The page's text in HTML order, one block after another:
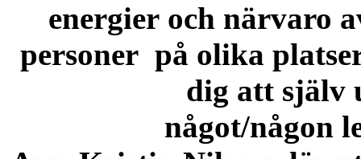
energier och närvaro
personer på olika platser
dig att själv
något/någon